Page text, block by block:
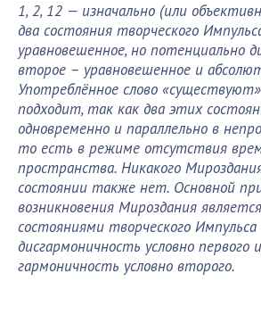
1, 2, 12 — изначально (или
два состояния творческого
уравновешенное, но потенциально
второе – уравновешенное и
Употреблённое слово
подходит, так как два этих
одновременно и параллельно в
то есть в режиме отсутствия
пространства. Никакого
состоянии также нет. Основной
возникновения Мироздания
состояниями творческого
дисгармоничность условно первого
гармоничность условно второго.